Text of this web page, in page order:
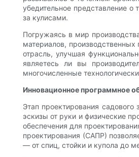
убедительное представление
за кулисами.
Погружаясь в мир
материалов,
отрасль, улучшая
являетесь ли вы
многочисленные
Инновационное программное
Этап проектирования садового
эскизы от руки и физические
обеспечения для
проектирования (САПР)
— от спиц, стойки и купола до